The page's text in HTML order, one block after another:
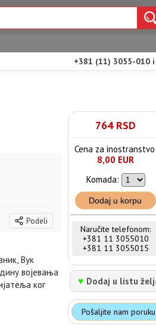
+381 (11) 3055-010
Podeli
Вук
војевања
ког
764 RSD
Cena za inostranstvo:
8,00 EUR
Komada:
Dodaj u korpu
Naručite telefonom:
+381 11 3055010
+381 11 3055015
♥ Dodaj u listu
Pošaljite nam poruku